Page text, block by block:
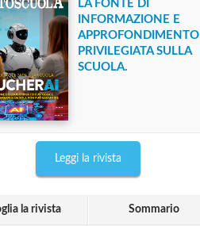
LA FONTE DI
INFORMAZIONE E
APPROFONDIMENTO
PRIVILEGIATA SULLA
SCUOLA.
Leggi la rivista
la rivista Sommario